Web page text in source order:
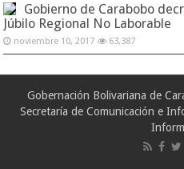
Gobierno de Carabobo
Júbilo Regional No Laborable
noviembre 10, 2017 63,387
Gobernación Bolivariana de
Secretaría de Comunicación e